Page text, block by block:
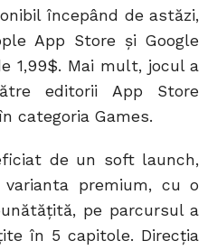
începând de astăzi,
App Store și Google
1,99$. Mai mult, jocul a
editorii App Store
categoria Games.
de un soft launch,
varianta premium, cu o
pe parcursul a
în 5 capitole. Direcţia